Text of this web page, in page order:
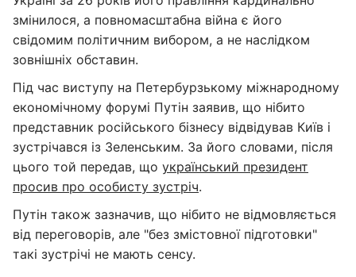
змінилося, а повномасштабна війна є його
свідомим політичним вибором, а не наслідком
зовнішніх обставин.
Під час виступу на Петербурзькому міжнародному
економічному форумі Путін заявив, що нібито
представник російського бізнесу відвідував Київ і
зустрічався із Зеленським. За його словами, після
цього той передав, що український президент
просив про особисту зустріч.
Путін також зазначив, що нібито не відмовляється
від переговорів, але "без змістовної підготовки"
такі зустрічі не мають сенсу.